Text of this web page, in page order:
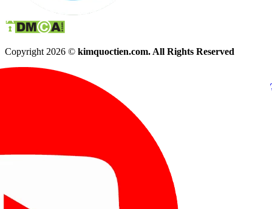
Copyright 2026 © kimquoctien.com. All Rights Reserved
(8h00 - 21h30)
(8h00 -